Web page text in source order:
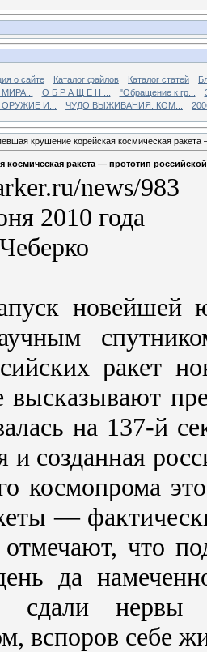
о сайте Каталог файлов Каталог статей
О Б Р А Щ Е Н ... "Обращение к гр...
И...
ЧУДО ВЫЖИВАНИЯ: КОМ...
крушение корейская космическая ракета
космическая ракета — прототип
news/983
2010 года
новейшей
ракет
высказывают
на 137-й
и созданная
космопрома
—
что
да
сдали
вспоров себе